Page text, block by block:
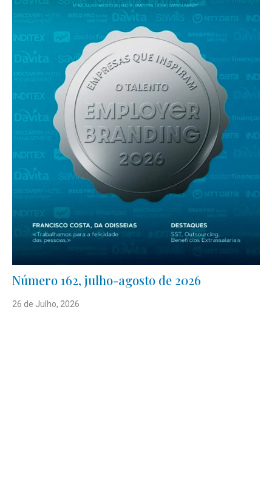
Número 162, julho-agosto de 2026
26 de Julho, 2026